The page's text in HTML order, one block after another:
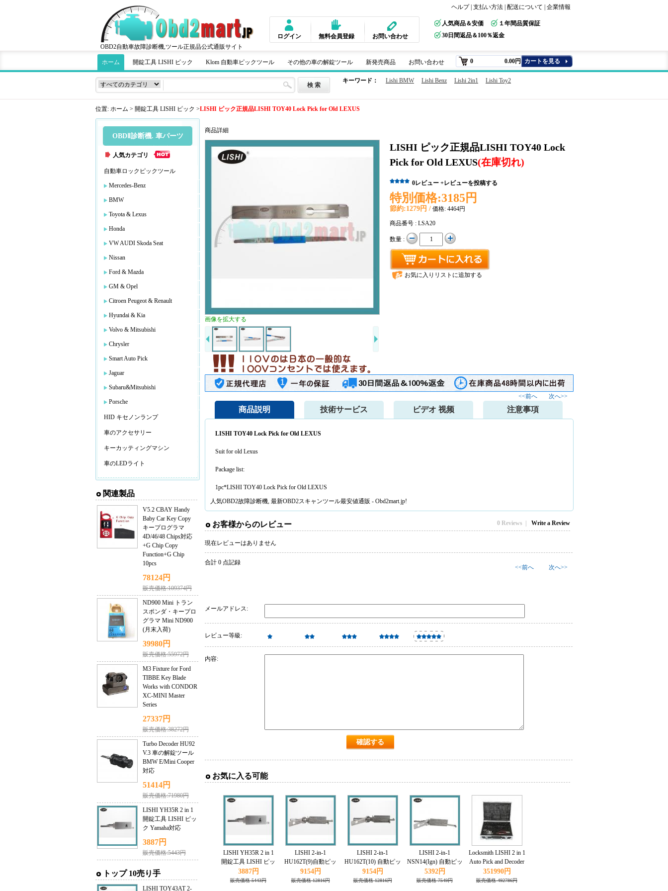
OBD2自動車故障診断機,ツール正規品公式通販サイト
ヘルプ 支払い方法 配送について 企業情報
ログイン 無料会員登録 お問い合わせ
人気商品＆安価
１年間品質保証
30日間返品＆100％返金
ホーム 開錠工具 LISHI ピック Klom 自動車ピックツール その他の車の解錠ツール 新発売商品 お問い合わせ 0 0.00円 カートを見る
キーワード： Lishi BMW Lishi Benz Lishi 2in1 Lishi Toy2
位置: ホーム > 開錠工具 LISHI ピック >LISHI ピック正規品LISHI TOY40 Lock Pick for Old LEXUS
OBDⅡ診断機. 車パーツ
人気カテゴリ
自動車ロックピックツール
Mercedes-Benz
BMW
Toyota & Lexus
Honda
VW AUDI Skoda Seat
Nissan
Ford & Mazda
GM & Opel
Citroen Peugeot & Renault
Hyundai & Kia
Volvo & Mitsubishi
Chrysler
Smart Auto Pick
Jaguar
Subaru&Mitsubishi
Porsche
HID キセノンランプ
車のアクセサリー
キーカッティングマシン
車のLEDライト
関連製品
V5.2 CBAY Handy
Baby Car Key Copy
キープログラマ
4D/46/48 Chips対応
+G Chip Copy
Function+G Chip
10pcs
78124円
販売価格:109374円
ND900 Mini トラン
スポンダ・キープロ
グラマ Mini ND900
(月末入荷)
39980円
販売価格:55972円
M3 Fixture for Ford
TIBBE Key Blade
Works with CONDOR
XC-MINI Master
Series
27337円
販売価格:38272円
Turbo Decoder HU92
V.3 車の解錠ツール
BMW E/Mini Cooper
対応
51414円
販売価格:71980円
LISHI YH35R 2 in 1
開錠工具 LISHI ピッ
ク Yamaha対応
3887円
販売価格:5443円
トップ 10売り手
LISHI TOY43AT 2-
商品詳細
画像を拡大する
LISHI ピック正規品LISHI TOY40 Lock
Pick for Old LEXUS(在庫切れ)
0レビュー +レビューを投稿する
特別価格:3185円
節約:1279円 / 価格: 4464円
商品番号 : LSA20
数量 :
お気に入りリストに追加する
<<前へ 次へ>>
商品説明
LISHI TOY40 Lock Pick for Old LEXUS
Suit for old Lexus
Package list:
1pc*LISHI TOY40 Lock Pick for Old LEXUS
人気OBD2故障診断機, 最新OBD2スキャンツール最安値通販 - Obd2mart.jp!
技術サービス ビデオ 视频 注意事項
お客様からのレビュー 0 Reviews | Write a Review
現在レビューはありません
合計 0 点記録
<<前へ 次へ>>
メールアドレス:
レビュー等級:
内容:
お気に入る可能
LISHI YH35R 2 in 1
開錠工具 LISHI ピッ
ク Yamaha対応
3887円
販売価格 5443円
LISHI 2-in-1
HU162T(9)自動ピッ
クとデコーダ VW 対
応
9154円
販売価格 12816円
LISHI 2-in-1
HU162T(10) 自動ピッ
クとデコーダAudi対
応
9154円
販売価格 12816円
LISHI 2-in-1
NSN14(Ign) 自動ピッ
クとデコーダ Nissan
対応
5392円
販売価格 7549円
Locksmith LISHI 2 in 1
Auto Pick and Decoder
Kit 77pcs/set
351990円
販売価格 492786円